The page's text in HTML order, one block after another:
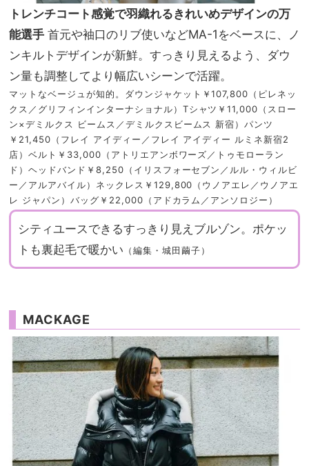
トレンチコート感覚で羽織れるきれいめデザインの万
能選手 首元や袖口のリブ使いなどMA-1をベースに、ノ
ンキルトデザインが新鮮。すっきり見えるよう、ダウ
ン量も調整してより幅広いシーンで活躍。
マットなベージュが知的。ダウンジャケット￥107,800（ピレネッ
クス／グリフィンインターナショナル）Tシャツ￥11,000（スロー
ン×デミルクス ビームス／デミルクスビームス 新宿）パンツ
￥21,450（フレイ アイディー／フレイ アイディー ルミネ新宿2
店）ベルト￥33,000（アトリエアンボワーズ／トゥモローラン
ド）ヘッドバンド￥8,250（イリスフォーセブン／ルル・ウィルビ
ー／アルアバイル）ネックレス￥129,800（ウノアエレ／ウノアエ
レ ジャパン）バッグ￥22,000（アドカラム／アンソロジー）
シティユースできるすっきり見えブルゾン。ポケッ
トも裏起毛で暖かい （編集・城田繭子）
MACKAGE